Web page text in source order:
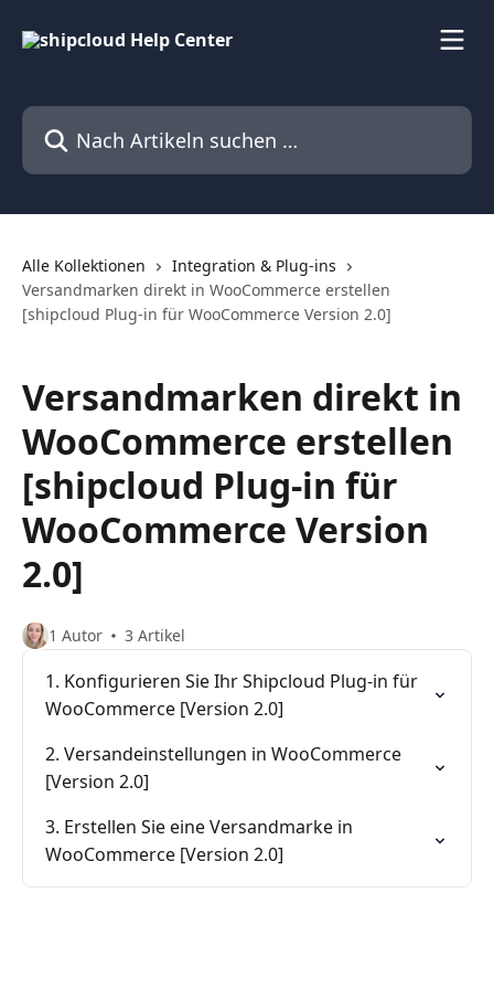
Nach Artikeln suchen …
Alle Kollektionen
Integration & Plug-ins
Versandmarken direkt in WooCommerce erstellen
[shipcloud Plug-in für WooCommerce Version 2.0]
Versandmarken direkt in
WooCommerce erstellen
[shipcloud Plug-in für
WooCommerce Version
2.0]
1 Autor 3 Artikel
1. Konfigurieren Sie Ihr Shipcloud Plug-in für
WooCommerce [Version 2.0]
2. Versandeinstellungen in WooCommerce
[Version 2.0]
3. Erstellen Sie eine Versandmarke in
WooCommerce [Version 2.0]